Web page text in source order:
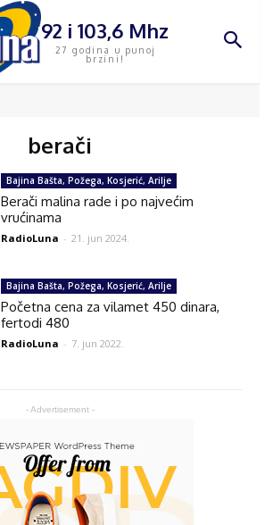
92 i 103,6 Mhz
27 godina u punoj
brzini!
berači
- Advertisement -
Bajina Bašta, Požega, Kosjerić, Arilje
Berači malina rade i po najvećim
vrućinama
RadioLuna - 21. jun 2024.
Bajina Bašta, Požega, Kosjerić, Arilje
Početna cena za vilamet 450 dinara,
fertodi 480
RadioLuna - 7. jun 2022.